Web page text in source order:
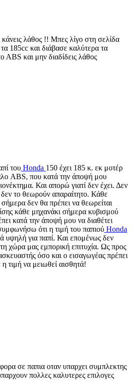
λάθος !! Μπες λίγο στη σελίδα
185cc και διάβασε καλύτερα τα
ΑΒS και μην διαδίδεις λάθος
του Honda 150 έχει 185 κ. εκ μοτέρ
ABS, που κατά την άποψή μου
Και απορώ γιατί δεν έχει. Δεν
το θεωρούν απαραίτητο. Κάθε
δεν θα πρέπει να θεωρείται
κάθε μηχανάκι σήμερα κυβισμού
κατά την άποψή μου να διαθέτει
ότι η τιμή του παπιού Honda
υψηλή για παπί. Και επομένως δεν
χώρα μας εμπορική επιτυχία. Ως προς
όσο και ο εισαγωγέας πρέπει
τιμή να μειωθεί αισθητά!
σε παπια οταν υπαρχει συμπλεκτης
πολλες καλυτερες επιλογες